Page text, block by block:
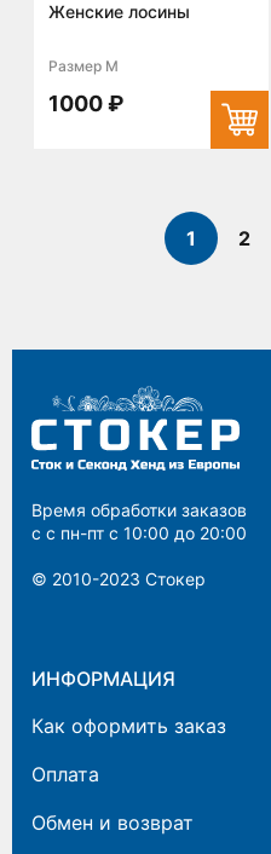
Женские лосины
Размер M
1000 ₽
1 2
Время обработки заказов
с с пн-пт с 10:00 до 20:00
© 2010-2023 Cтокер
ИНФОРМАЦИЯ
Как оформить заказ
Оплата
Обмен и возврат